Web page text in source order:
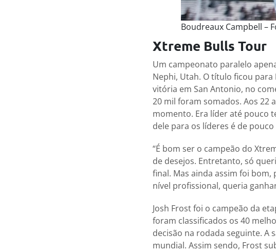
Boudreaux Campbell –
Xtreme Bulls Tour
Um campeonato paralelo
Nephi, Utah. O título ficou para
vitória em San Antonio, no
20 mil foram somados. Aos 22
momento. Era líder até pouco
dele para os líderes é de
“É bom ser o campeão do
de desejos. Entretanto, só
final. Mas ainda assim foi bom,
nível profissional, queria
Josh Frost foi o campeão da
foram classificados os 40
decisão na rodada seguinte. A
mundial. Assim sendo, Frost